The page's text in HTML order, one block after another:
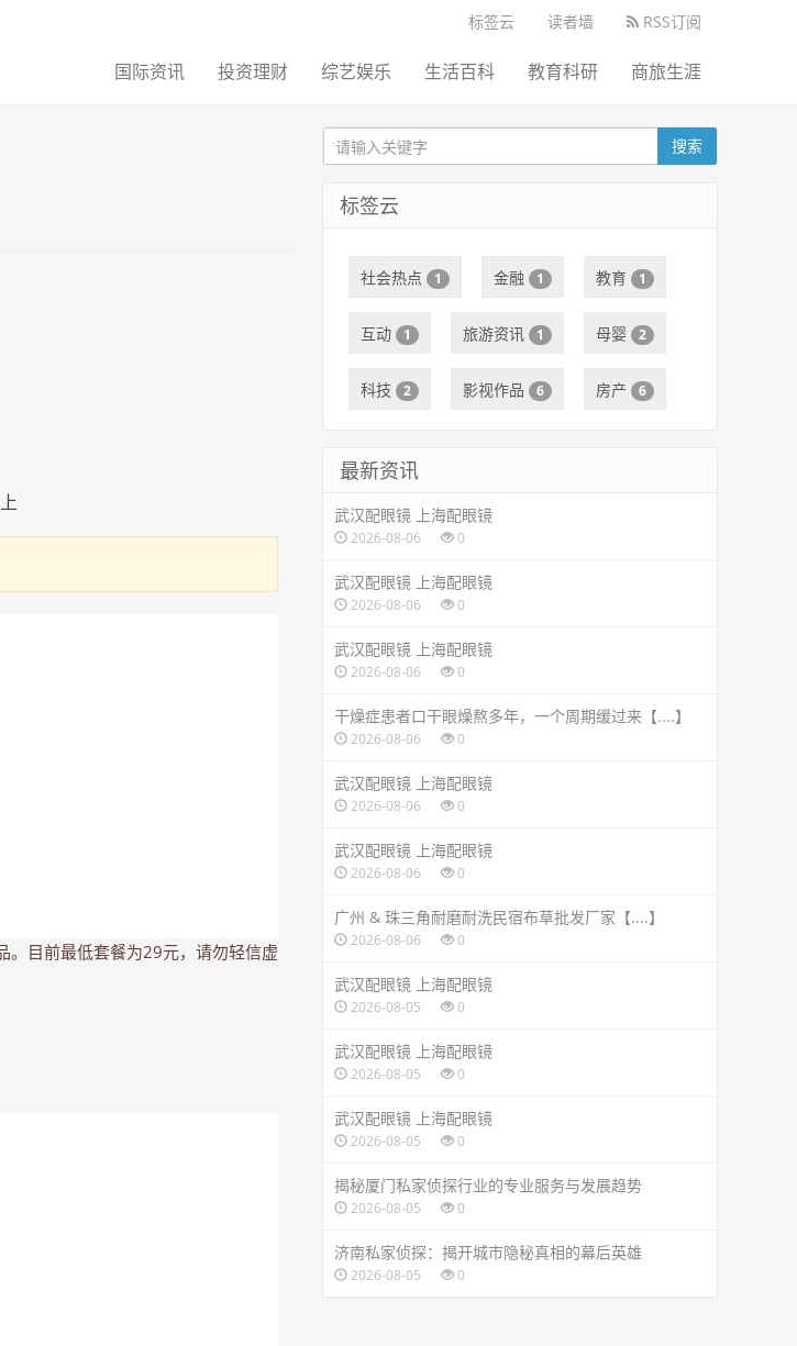
标签云 读者墙 RSS订阅
国际资讯 投资理财 综艺娱乐 生活百科 教育科研 商旅生涯
目前最低套餐为29元，请勿轻信虚
搜索
标签云
社会热点 1 金融 1 教育 1
互动 1 旅游资讯 1 母婴 2
科技 2 影视作品 6 房产 6
最新资讯
武汉配眼镜 上海配眼镜
2026-08-06 0
武汉配眼镜 上海配眼镜
2026-08-06 0
武汉配眼镜 上海配眼镜
2026-08-06 0
干燥症患者口干眼燥熬多年，一个周期缓过来【....】
2026-08-06 0
武汉配眼镜 上海配眼镜
2026-08-06 0
武汉配眼镜 上海配眼镜
2026-08-06 0
广州 & 珠三角耐磨耐洗民宿布草批发厂家【....】
2026-08-06 0
武汉配眼镜 上海配眼镜
2026-08-05 0
武汉配眼镜 上海配眼镜
2026-08-05 0
武汉配眼镜 上海配眼镜
2026-08-05 0
揭秘厦门私家侦探行业的专业服务与发展趋势
2026-08-05 0
济南私家侦探：揭开城市隐秘真相的幕后英雄
2026-08-05 0